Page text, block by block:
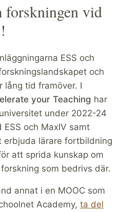
vid
ESS och
och
lång tid framöver. I
your Teaching har
under 2022-24
och MaxIV samt
erbjuda lärare fortbildning
att sprida kunskap om
som bedrivs där.
annat i en MOOC som
Academy, ta del